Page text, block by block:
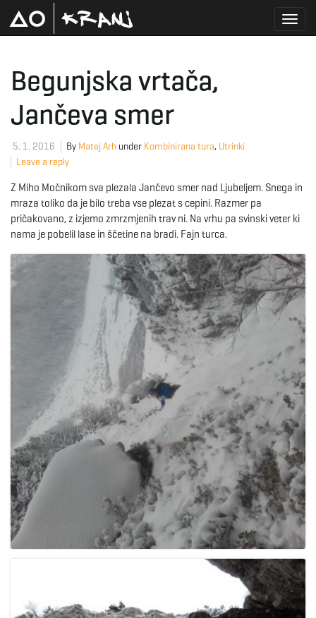
g
l
e
n
a
i
Begunjska vrtača,
Jančeva smer
5. 1. 2016 By Matej Arh under Kombinirana tura, Utrinki
Leave a reply
Z Miho Močnikom sva plezala Jančevo smer nad Ljubeljem. Snega in
mraza toliko da je bilo treba vse plezat s cepini. Razmer pa
pričakovano, z izjemo zmrzmjenih trav ni. Na vrhu pa svinski veter ki
nama je pobelil lase in ščetine na bradi. Fajn turca.